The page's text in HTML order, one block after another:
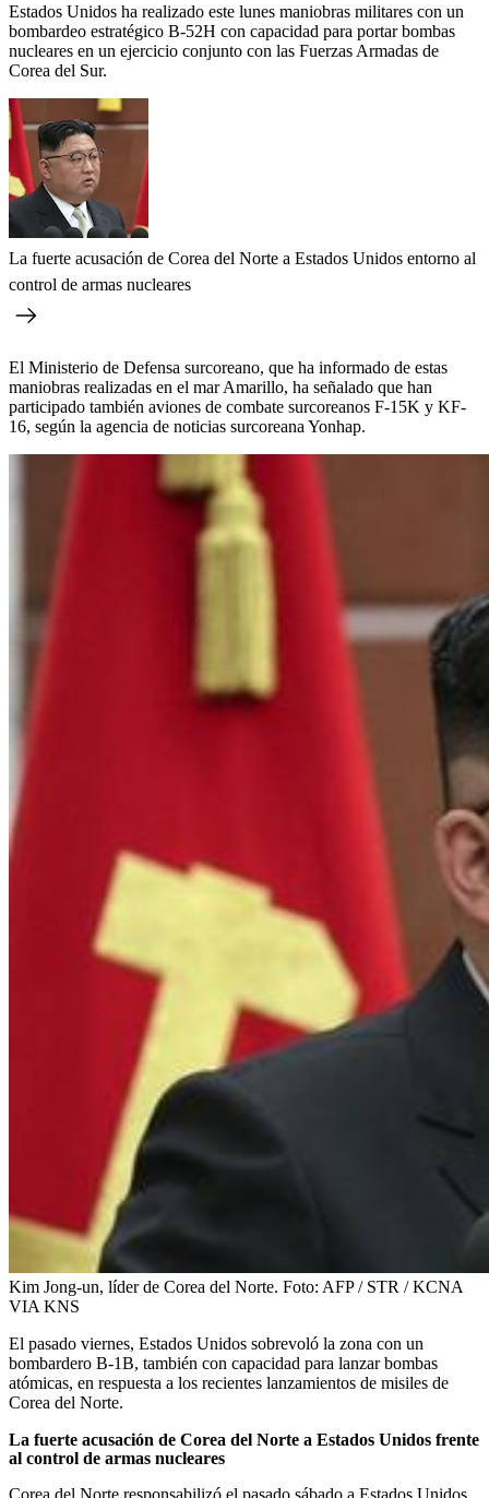
Estados Unidos ha realizado este lunes maniobras militares con un
bombardeo estratégico B-52H con capacidad para portar bombas
nucleares en un ejercicio conjunto con las Fuerzas Armadas de
Corea del Sur.
La fuerte acusación de Corea del Norte a Estados Unidos entorno al
control de armas nucleares
El Ministerio de Defensa surcoreano, que ha informado de estas
maniobras realizadas en el mar Amarillo, ha señalado que han
participado también aviones de combate surcoreanos F-15K y KF-
16, según la agencia de noticias surcoreana Yonhap.
Kim Jong-un, líder de Corea del Norte. Foto: AFP / STR / KCNA
VIA KNS
El pasado viernes, Estados Unidos sobrevoló la zona con un
bombardero B-1B, también con capacidad para lanzar bombas
atómicas, en respuesta a los recientes lanzamientos de misiles de
Corea del Norte.
La fuerte acusación de Corea del Norte a Estados Unidos frente
al control de armas nucleares
Corea del Norte responsabilizó el pasado sábado a Estados Unidos